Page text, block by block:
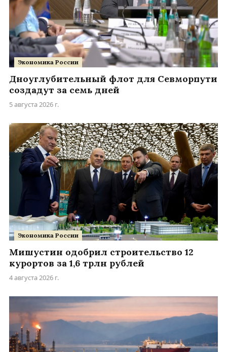
Экономика России
Дноуглубительный флот для Севморпути
создадут за семь дней
5 августа 2026 г.
Экономика России
Мишустин одобрил строительство 12
курортов за 1,6 трлн рублей
4 августа 2026 г.